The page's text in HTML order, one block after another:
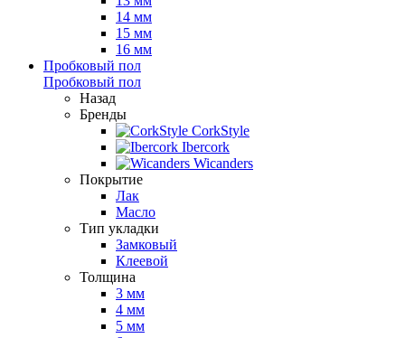
14 мм
15 мм
16 мм
Пробковый пол
Пробковый пол
Назад
Бренды
CorkStyle
Ibercork
Wicanders
Покрытие
Лак
Масло
Тип укладки
Замковый
Клеевой
Толщина
3 мм
4 мм
5 мм